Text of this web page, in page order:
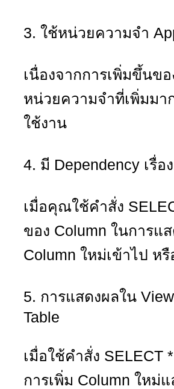
3. ใช้หน่วยความจำ
เนื่องจากการเพิ่มขึ้นข
หน่วยความจำที่เพิ่มมา
ใช้งาน
4. มี Dependency เรื่
เมื่อคุณใช้คำสั่ง
ของ Column ในการแ
Column ใหม่เข้าไป ห
5. การแสดงผลใน
Table
เมื่อใช้คำสั่ง
การเพิ่ม Column ใหม่